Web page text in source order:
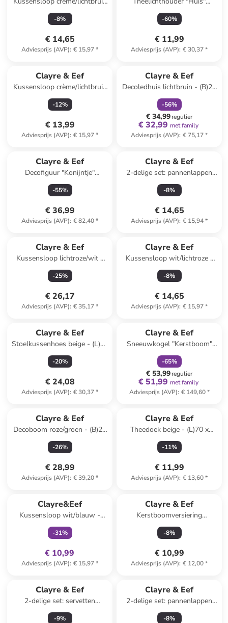
- (L)45 x (B)45 cm
-8%
€ 14,65
Adviesprijs (AVP): € 15,97*
oranje/beige - (B)10 x (H)18 x
(D)8 cm
-60%
€ 11,99
Adviesprijs (AVP): € 30,37*
Clayre & Eef
Kussensloop crème/lichtbruin
- (L)45 x (B)45 cm
-12%
€ 13,99
Adviesprijs (AVP): € 15,97*
Clayre & Eef
Decoledhuis lichtbruin - (B)23
x (H)33 x (D)11 cm
-56%
€ 34,99regulier
€ 32,99 met family
Adviesprijs (AVP): € 75,17*
Clayre & Eef
Decofiguur "Konijntje"
wit/goudkleurig - (B)13 x
(H)47 x (D)12 cm
-55%
€ 36,99
Adviesprijs (AVP): € 82,40*
Clayre & Eef
2-delige set: pannenlappen
blauw - (L)20 x (B)20 cm
-8%
€ 14,65
Adviesprijs (AVP): € 15,94*
Clayre & Eef
Kussensloop lichtroze/wit -
(L)45 x (B)45 cm
-25%
€ 26,17
Adviesprijs (AVP): € 35,17*
Clayre & Eef
Kussensloop wit/lichtroze -
(L)45 x (B)45 cm
-8%
€ 14,65
Adviesprijs (AVP): € 15,97*
Clayre & Eef
Stoelkussenhoes beige - (L)40
x (B)40 cm
-20%
€ 24,08
Adviesprijs (AVP): € 30,37*
Clayre & Eef
Sneeuwkogel "Kerstboom"
-65%
€ 53,99regulier
€ 51,99 met family
Adviesprijs (AVP): € 149,60*
Clayre & Eef
Decoboom roze/groen - (B)26
x (H)60 x (D)25 cm
-26%
€ 28,99
Adviesprijs (AVP): € 39,20*
Clayre & Eef
Theedoek beige - (L)70 x
(B)50 cm
-11%
€ 11,99
Adviesprijs (AVP): € 13,60*
Clayre&Eef
Kussensloop wit/blauw -
(L)45 x (B)45 cm
-31%
€ 10,99
Adviesprijs (AVP): € 15,97*
Clayre & Eef
Kerstboomversiering
lichtbruin - (B)8 x (H)10 cm
-8%
€ 10,99
Adviesprijs (AVP): € 12,00*
Clayre & Eef
2-delige set: servetten
wit/grijs - 2x 20 stuks
-9%
Clayre & Eef
2-delige set: pannenlappen
zwart/wit - (L)20 x (B)20 cm
-8%